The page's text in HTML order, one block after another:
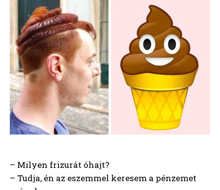
– Milyen frizurát óhajt?
– Tudja, én az eszemmel keresem a pénzemet